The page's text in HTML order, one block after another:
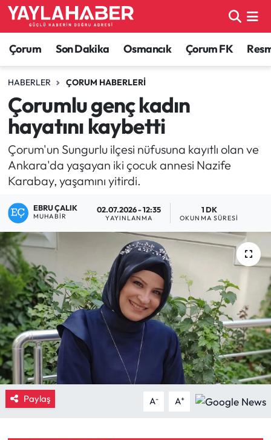
Çorum Son Dakika Osmancık Çorum FK
HABERLER ÇORUM HABERLERI
Çorumlu genç kadın
hayatını kaybetti
Çorum'un Sungurlu ilçesi nüfusuna kayıtlı olan ve
Ankara'da yaşayan iki çocuk annesi Nazife
Karabay, yaşamını yitirdi.
EBRU ÇALIK
MUHABIR
02.07.2026 - 12:35
YAYINLANMA
1 DK
OKUNMA SÜRESI
Paylaş A- A+
Alaca Haberleri
Bayat Haberleri
Bilgi - Keşfet Haberleri
Bilim ve Teknoloji
Boğazkale Haberleri
Çorum Son Dakika Haberleri
Dodurga Haberleri
Eğitim
Ekonomi
Güncel
İskilip Haberleri
Çorum Nöbetçi Eczaneler
Çorum Hava Durumu
Çorum Namaz Vakitleri
Çorum Trafik Yoğunluk Haritası
TFF 1.Lig Puan Durumu ve Fikstür
Son Dakika Haberleri
Haber Arşivi